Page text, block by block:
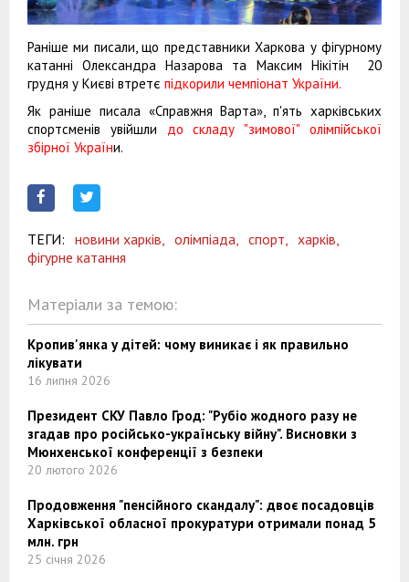
Раніше ми писали, що представники Харкова у фігурному
катанні Олександра Назарова та Максим Нікітін 20
грудня у Києві втретє підкорили чемпіонат України.
Як раніше писала «Справжня Варта», п'ять харківських
спортсменів увійшли до складу "зимової" олімпійської
збірної України.
ТЕГИ: новини харків, олімпіада, спорт, харків,
фігурне катання
Матеріали за темою:
Кропив'янка у дітей: чому виникає і як правильно
лікувати
16 липня 2026
Президент СКУ Павло Грод: "Рубіо жодного разу не
згадав про російсько-українську війну". Висновки з
Мюнхенської конференції з безпеки
20 лютого 2026
Продовження "пенсійного скандалу": двоє посадовців
Харківської обласної прокуратури отримали понад 5
млн. грн
25 січня 2026